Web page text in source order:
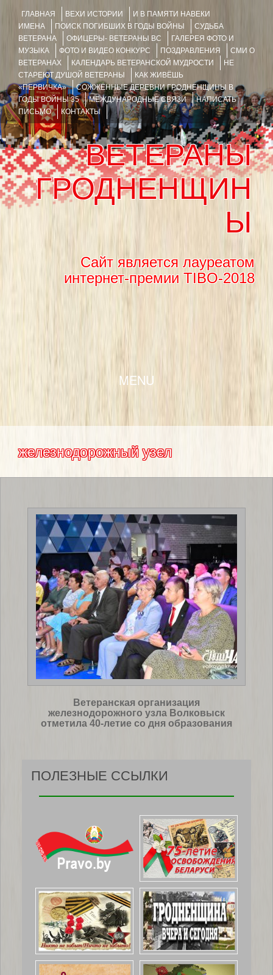
ГЛАВНАЯ ВЕХИ ИСТОРИИ
И В ПАМЯТИ НАВЕКИ
ИМЕНА
ПОИСК ПОГИБШИХ В ГОДЫ ВОЙНЫ
СУДЬБА
ВЕТЕРАНА
ОФИЦЕРЫ- ВЕТЕРАНЫ ВС
ГАЛЕРЕЯ ФОТО И
МУЗЫКА
ФОТО И ВИДЕО КОНКУРС ПОЗДРАВЛЕНИЯ
СМИ О
ВЕТЕРАНАХ
КАЛЕНДАРЬ ВЕТЕРАНСКОЙ МУДРОСТИ
НЕ
СТАРЕЮТ ДУШОЙ ВЕТЕРАНЫ
КАК ЖИВЁШЬ
«ПЕРВИЧКА»
СОЖЖЁННЫЕ ДЕРЕВНИ ГРОДНЕНЩИНЫ В
ГОДЫ ВОЙНЫ 35
МЕЖДУНАРОДНЫЕ СВЯЗИ
НАПИСАТЬ
ПИСЬМО
КОНТАКТЫ
ВЕТЕРАНЫ
ГРОДНЕНЩИН
Ы
Сайт является лауреатом
интернет-премии TIBO-2018
MENU
железнодорожный узел
Ветеранская организация
железнодорожного узла Волковыск
отметила 40-летие со дня образования
ПОЛЕЗНЫЕ ССЫЛКИ